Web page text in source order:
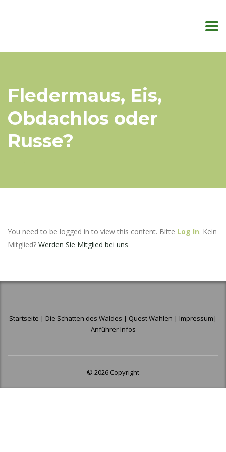
Fledermaus, Eis,
Obdachlos oder
Russe?
You need to be logged in to view this content. Bitte Log In. Kein
Mitglied? Werden Sie Mitglied bei uns
Startseite | Die Schatten des Waldes | Quest Wahlen | Impressum |
Anführer Infos
© 2026 Copyright